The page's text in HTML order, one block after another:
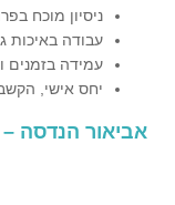
ניסיון מוכח
עבודה באיכות
עמידה בזמנים
יחס אישי,
אביאור הנדסה